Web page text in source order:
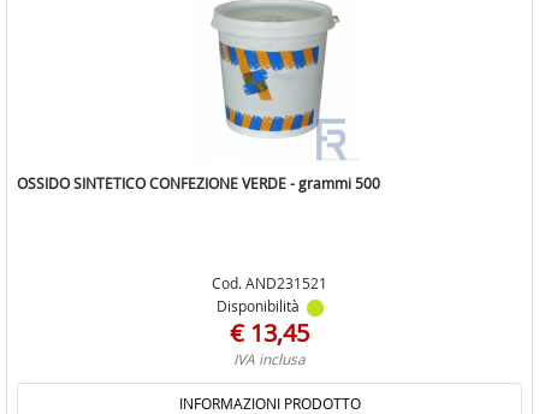
OSSIDO SINTETICO CONFEZIONE VERDE - grammi 500
Cod. AND231521
Disponibilità
€ 13,45
IVA inclusa
INFORMAZIONI PRODOTTO